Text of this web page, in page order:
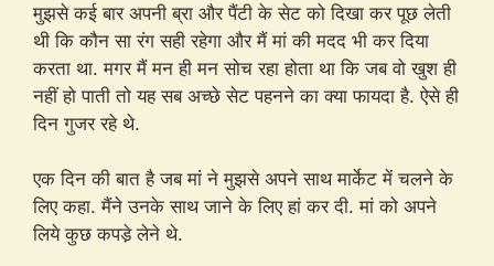
मुझसे कई बार अपनी ब्रा और पैंटी के सेट को दिखा कर पूछ लेती
थी कि कौन सा रंग सही रहेगा और मैं मां की मदद भी कर दिया
करता था. मगर मैं मन ही मन सोच रहा होता था कि जब वो खुश ही
नहीं हो पाती तो यह सब अच्छे सेट पहनने का क्या फायदा है. ऐसे ही
दिन गुजर रहे थे.
एक दिन की बात है जब मां ने मुझसे अपने साथ मार्केट में चलने के
लिए कहा. मैंने उनके साथ जाने के लिए हां कर दी. मां को अपने
लिये कुछ कपडे़ लेने थे.